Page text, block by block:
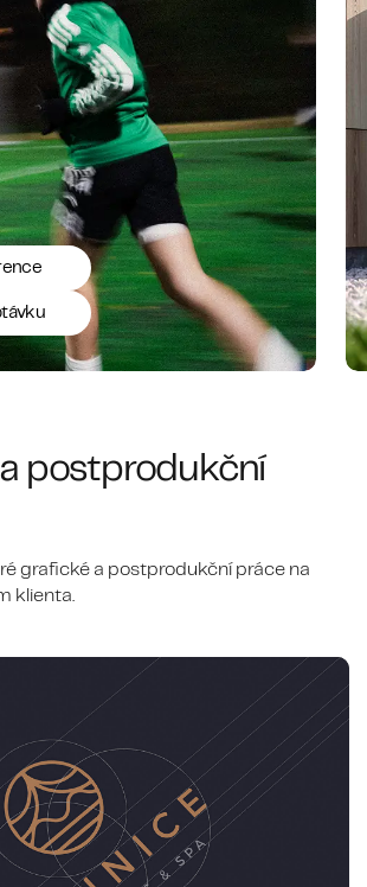
postprodukční
grafické a postprodukční práce na
klienta.